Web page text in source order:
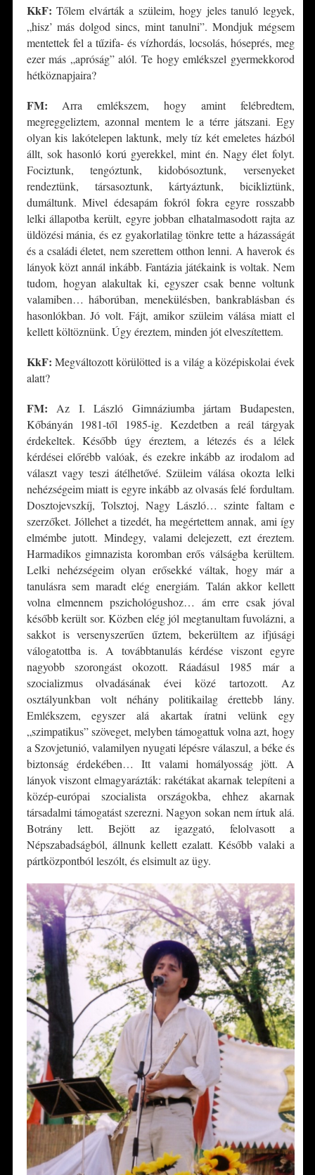
KkF:Tőlem elvárták a szüleim, hogy jeles tanuló legyek,
„hisz’ más dolgod sincs, mint tanulni”. Mondjuk mégsem
mentettek fel a tűzifa- és vízhordás, locsolás, hóseprés, meg
ezer más „apróság” alól. Te hogy emlékszel gyermekkorod
hétköznapjaira?
FM:Arra emlékszem, hogy amint felébredtem,
megreggeliztem, azonnal mentem le a térre játszani. Egy
olyan kis lakótelepen laktunk, mely tíz két emeletes házból
állt, sok hasonló korú gyerekkel, mint én. Nagy élet folyt.
Fociztunk, tengóztunk, kidobósoztunk, versenyeket
rendeztünk, társasoztunk, kártyáztunk, bicikliztünk,
dumáltunk. Mivel édesapám fokról fokra egyre rosszabb
lelki állapotba került, egyre jobban elhatalmasodott rajta az
üldözési mánia, és ez gyakorlatilag tönkre tette a házasságát
és a családi életet, nem szerettem otthon lenni. A haverok és
lányok közt annál inkább. Fantázia játékaink is voltak. Nem
tudom, hogyan alakultak ki, egyszer csak benne voltunk
valamiben… háborúban, menekülésben, bankrablásban és
hasonlókban. Jó volt. Fájt, amikor szüleim válása miatt el
kellett költöznünk. Úgy éreztem, minden jót elveszítettem.
KkF: Megváltozott körülötted is a világ a középiskolai évek
alatt?
FM:Az I. László Gimnáziumba jártam Budapesten,
Kőbányán 1981-től 1985-ig. Kezdetben a reál tárgyak
érdekeltek. Később úgy éreztem, a létezés és a lélek
kérdései előrébb valóak, és ezekre inkább az irodalom ad
választ vagy teszi átélhetővé. Szüleim válása okozta lelki
nehézségeim miatt is egyre inkább az olvasás felé fordultam.
Dosztojevszkíj, Tolsztoj, Nagy László… szinte faltam e
szerzőket. Jóllehet a tizedét, ha megértettem annak, ami így
elmémbe jutott. Mindegy, valami delejezett, ezt éreztem.
Harmadikos gimnazista koromban erős válságba kerültem.
Lelki nehézségeim olyan erősekké váltak, hogy már a
tanulásra sem maradt elég energiám. Talán akkor kellett
volna elmennem pszichológushoz… ám erre csak jóval
később került sor. Közben elég jól megtanultam fuvolázni, a
sakkot is versenyszerűen űztem, bekerültem az ifjúsági
válogatottba is. A továbbtanulás kérdése viszont egyre
nagyobb szorongást okozott. Ráadásul 1985 már a
szocializmus olvadásának évei közé tartozott. Az
osztályunkban volt néhány politikailag érettebb lány.
Emlékszem, egyszer alá akartak íratni velünk egy
„szimpatikus” szöveget, melyben támogattuk volna azt, hogy
a Szovjetunió, valamilyen nyugati lépésre válaszul, a béke és
biztonság érdekében… Itt valami homályosság jött. A
lányok viszont elmagyarázták: rakétákat akarnak telepíteni a
közép-európai szocialista országokba, ehhez akarnak
társadalmi támogatást szerezni. Nagyon sokan nem írtuk alá.
Botrány lett. Bejött az igazgató, felolvasott a
Népszabadságból, állnunk kellett ezalatt. Később valaki a
pártközpontból leszólt, és elsimult az ügy.